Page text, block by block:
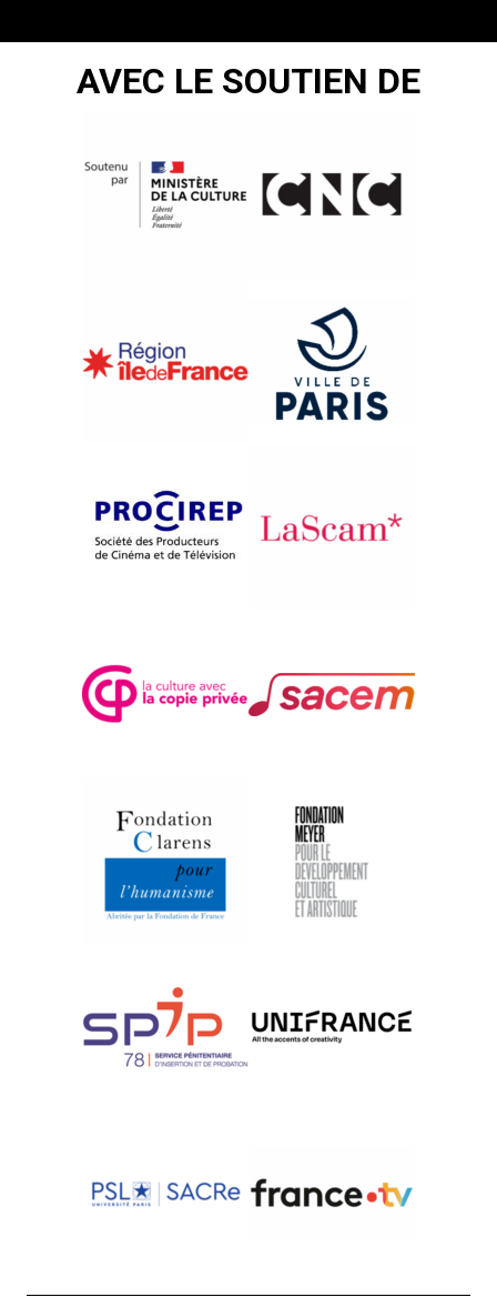
AVEC LE SOUTIEN DE